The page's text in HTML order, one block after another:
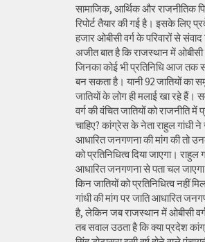
सामाजिक, आर्थिक और राजनीतिक
रिपोर्ट तैयार की गई है। इसके लिए
हजार ओबीसी वर्ग के परिवारों से
अजीत बात है कि राजस्थान में ओबीसी
जिनका कोई भी प्रतिनिधि आज तक
बन सकता है। यानी 92 जातियों का
जातियों के लोग ही मलाई खा रहे हैं।
वर्ग की वंचित जातियों को राजनीति में
चाहिए? कांग्रेस के नेता राहुल गांधी
आधारित जनगणना की मांग की तो
को प्रतिनिधित्व दिया जाएगा। राहुल
आधारित जनगणना से पता चल
किन जातियों को प्रतिनिधित्व नहीं
गांधी की मांग पर जाति आधारित
है, लेकिन जब राजस्थान में ओबीसी वर्ग
तब सवाल उठता है कि क्या प्रदेश